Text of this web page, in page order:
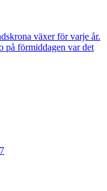
växer för varje år.
på förmiddagen var det